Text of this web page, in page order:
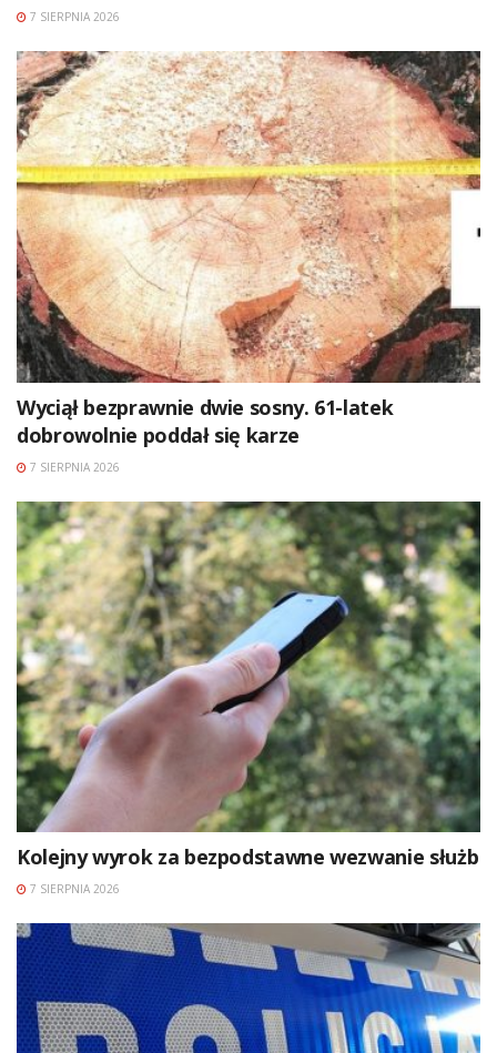
7 SIERPNIA 2026
Wyciął bezprawnie dwie sosny. 61-latek
dobrowolnie poddał się karze
7 SIERPNIA 2026
Kolejny wyrok za bezpodstawne wezwanie służb
7 SIERPNIA 2026